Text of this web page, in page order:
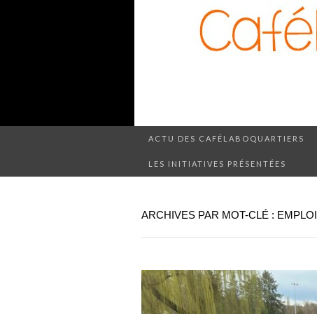
ACTU DES CAFÉLABOQUARTIERS
LES INITIATIVES PRÉSENTÉES
ARCHIVES PAR MOT-CLÉ : EMPLOI